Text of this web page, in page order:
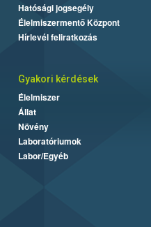
Hatósági jogsegély
Élelmiszermentő Központ
Hírlevél feliratkozás
Gyakori kérdések
Élelmiszer
Állat
Növény
Laboratóriumok
Labor/Egyéb